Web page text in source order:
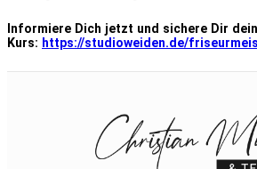
Informiere Dich jetzt und sichere Dir
Kurs: https://studioweiden.de/